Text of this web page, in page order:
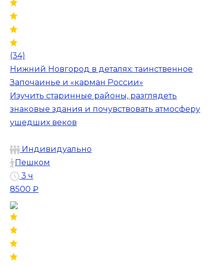
(34)
Нижний Новгород в деталях: таинственное
Започаинье и «карман России»
Изучить старинные районы, разглядеть
знаковые здания и почувствовать атмосферу
ушедших веков
Индивидуально
Пешком
3 ч
8500 ₽